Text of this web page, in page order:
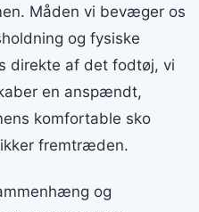
Måden vi bevæger os
og fysiske
direkte af det fodtøj, vi
en anspændt,
komfortable sko
fremtræden.
og